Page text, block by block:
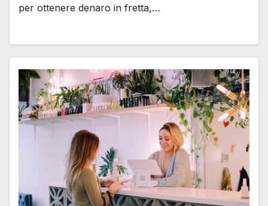
per ottenere denaro in fretta,…